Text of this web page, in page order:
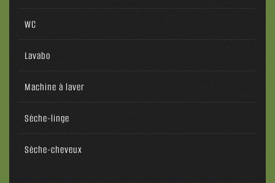
WC
Lavabo
Machine à laver
Sèche-linge
Sèche-cheveux